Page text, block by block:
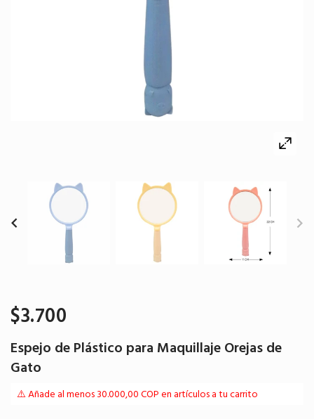
$3.700
Espejo de Plástico para Maquillaje Orejas de
Gato
⚠️ Añade al menos 30.000,00 COP en artículos a tu carrito